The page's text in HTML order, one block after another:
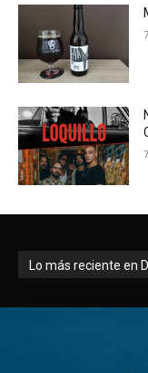
Lo más reciente en